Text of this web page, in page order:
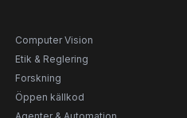
Computer Vision
Etik & Reglering
Forskning
Öppen källkod